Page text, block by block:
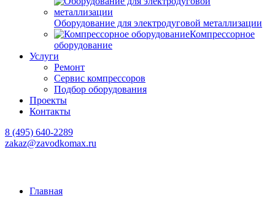
Оборудование для электродуговой металлизации
Компрессорное
оборудование
Услуги
Ремонт
Сервис компрессоров
Подбор оборудования
Проекты
Контакты
8 (495) 640-2289
zakaz@zavodkomax.ru
Главная